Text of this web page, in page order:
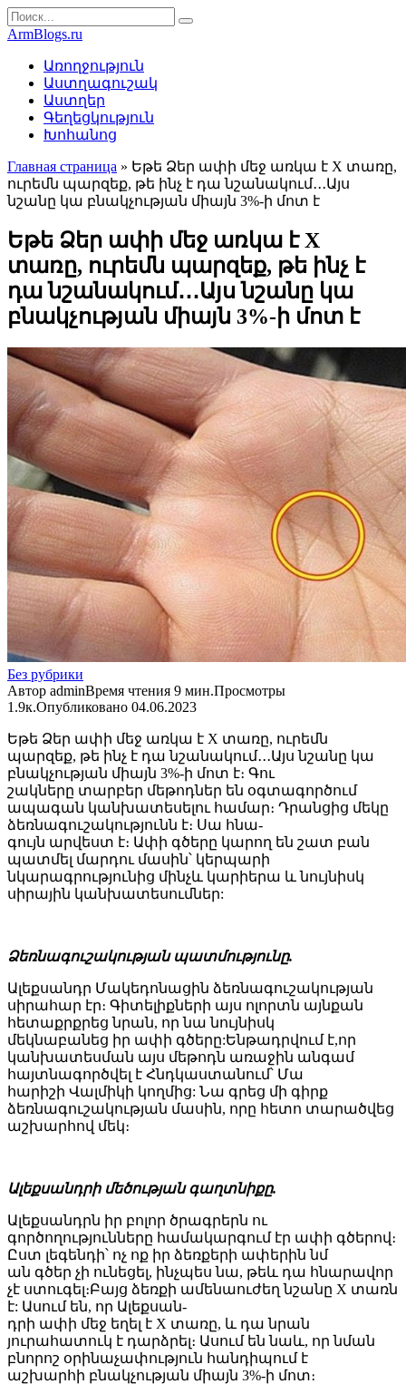
Перейти
к
контенту
Search
for:
ArmBlogs.ru
Առողջություն
Աստղագուշակ
Աստղեր
Գեղեցկություն
Խոհանոց
Главная страница » Եթե ​​Ձեր ափի մեջ առկա է X տառը,
ուրեմն պարզեք, թե ինչ է դա նշանակում․․․Այս
նշանը կա բնակչության միայն 3%-ի մոտ է
Եթե ​​Ձեր ափի մեջ առկա է X
տառը, ուրեմն պարզեք, թե ինչ է
դա նշանակում․․․Այս նշանը կա
բնակչության միայն 3%-ի մոտ է
Без рубрики
Автор adminВремя чтения 9 мин.Просмотры
1.9к.Опубликовано 04.06.2023
Եթե ​​Ձեր ափի մեջ առկա է X տառը, ուրեմն
պարզեք, թե ինչ է դա նշանակում․․․Այս նշանը կա
բնակչության միայն 3%-ի մոտ է։ Գու
շակները տարբեր մեթոդներ են օգտագործում
ապագան կանխատեսելու համար։ Դրանցից մեկը
ձեռնագուշակությունն է։ Սա հնա-
գույն արվեստ է։ Ափի գծերը կարող են շատ բան
պատմել մարդու մասին՝ կերպարի
նկարագրությունից մինչև կարիերա և նույնիսկ
սիրային կանխատեսումներ:
Ձեռնագուշակության պատմությունը.
Ալեքսանդր Մակեդոնացին ձեռնագուշակության
սիրահար էր։ Գիտելիքների այս ոլորտն այնքան
հետաքրքրեց նրան, որ նա նույնիսկ
մեկնաբանեց իր ափի գծերը:Ենթադրվում է,որ
կանխատեսման այս մեթոդն առաջին անգամ
հայտնագործվել է Հնդկաստանում՝ Մա
հարիշի Վալմիկի կողմից: Նա գրեց մի գիրք
ձեռնագուշակության մասին, որը հետո տարածվեց
աշխարհով մեկ։
Ալեքսանդրի մեծության գաղտնիքը.
Ալեքսանդրն իր բոլոր ծրագրերն ու
գործողությունները համակարգում էր ափի գծերով։
Ըստ լեգենդի՝ ոչ ոք իր ձեռքերի ափերին նմ
ան գծեր չի ունեցել, ինչպես նա, թեև դա հնարավոր
չէ ստուգել։Բայց ձեռքի ամենաուժեղ նշանը X տառն
է: Ասում են, որ Ալեքսան-
դրի ափի մեջ եղել է X տառը, և դա նրան
յուրահատուկ է դարձրել։ Ասում են նաև, որ նման
բնորոշ օրինաչափություն հանդիպում է
աշխարհի բնակչության միայն 3%-ի մոտ։